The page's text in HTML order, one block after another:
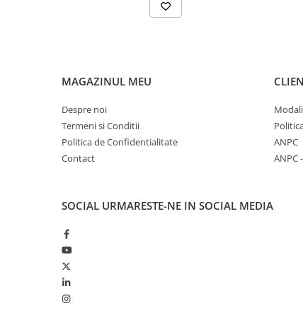
MAGAZINUL MEU
Despre noi
Termeni si Conditii
Politica de Confidentialitate
Contact
ANPC
ANPC
SOCIAL URMARESTE-NE IN SOCIAL MEDIA